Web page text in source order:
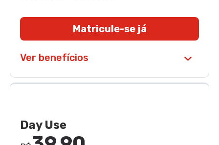
Matricule-se já
Ver benefícios
Day Use